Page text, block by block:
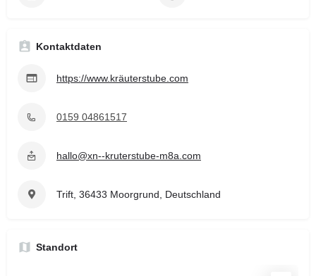
Kontaktdaten
https://www.kräuterstube.com
0159 04861517
hallo@xn--kruterstube-m8a.com
Trift, 36433 Moorgrund, Deutschland
Standort